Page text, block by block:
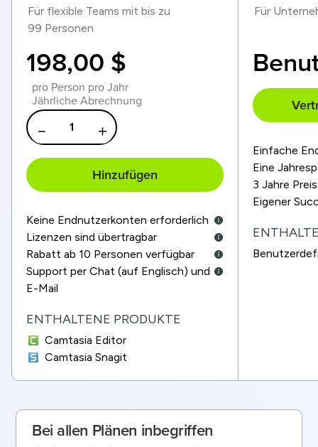
Für flexible Teams mit bis zu
99 Personen
198,00 $
pro Person pro Jahr
Jährliche Abrechnung
Hinzufügen
Keine Endnutzerkonten erforderlich
Lizenzen sind übertragbar
Rabatt ab 10 Personen verfügbar
Support per Chat (auf Englisch) und
E-Mail
ENTHALTENE PRODUKTE
Camtasia Editor
Camtasia Snagit
Für
Einfache
Eine
3 Jahre
Eigener
Bei allen Plänen inbegriffen